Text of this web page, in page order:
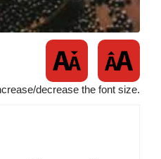
decrease the font size.